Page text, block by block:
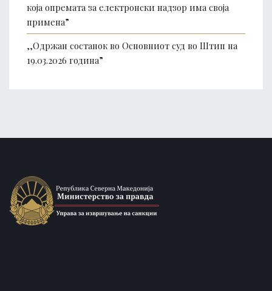
која опремата за електронски надзор има своја
примена”
,,Одржан состанок во Основниот суд во Штип на
19.03.2026 година”